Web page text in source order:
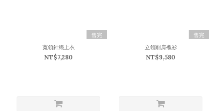
售完
寬領針織上衣
NT$7,280
售完
立領削肩襯衫
NT$9,580